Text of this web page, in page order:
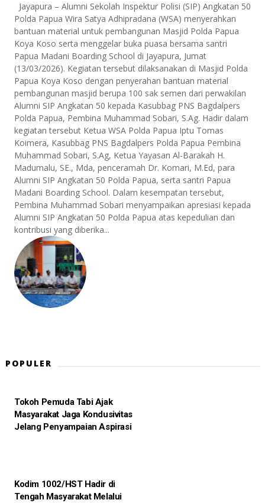
Jayapura – Alumni Sekolah Inspektur Polisi (SIP) Angkatan 50
Polda Papua Wira Satya Adhipradana (WSA) menyerahkan
bantuan material untuk pembangunan Masjid Polda Papua
Koya Koso serta menggelar buka puasa bersama santri
Papua Madani Boarding School di Jayapura, Jumat
(13/03/2026). Kegiatan tersebut dilaksanakan di Masjid Polda
Papua Koya Koso dengan penyerahan bantuan material
pembangunan masjid berupa 100 sak semen dari perwakilan
Alumni SIP Angkatan 50 kepada Kasubbag PNS Bagdalpers
Polda Papua, Pembina Muhammad Sobari, S.Ag. Hadir dalam
kegiatan tersebut Ketua WSA Polda Papua Iptu Tomas
Koimera, Kasubbag PNS Bagdalpers Polda Papua Pembina
Muhammad Sobari, S.Ag, Ketua Yayasan Al-Barakah H.
Madumalu, SE., Mda, penceramah Dr. Komari, M.Ed, para
Alumni SIP Angkatan 50 Polda Papua, serta santri Papua
Madani Boarding School. Dalam kesempatan tersebut,
Pembina Muhammad Sobari menyampaikan apresiasi kepada
Alumni SIP Angkatan 50 Polda Papua atas kepedulian dan
kontribusi yang diberika...
POPULER
Tokoh Pemuda Tabi Ajak
Masyarakat Jaga Kondusivitas
Jelang Penyampaian Aspirasi
Kodim 1002/HST Hadir di
Tengah Masyarakat Melalui